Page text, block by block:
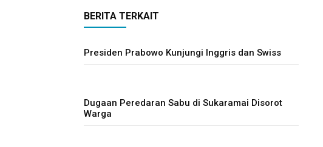
BERITA TERKAIT
Presiden Prabowo Kunjungi Inggris dan Swiss
Dugaan Peredaran Sabu di Sukaramai Disorot
Warga